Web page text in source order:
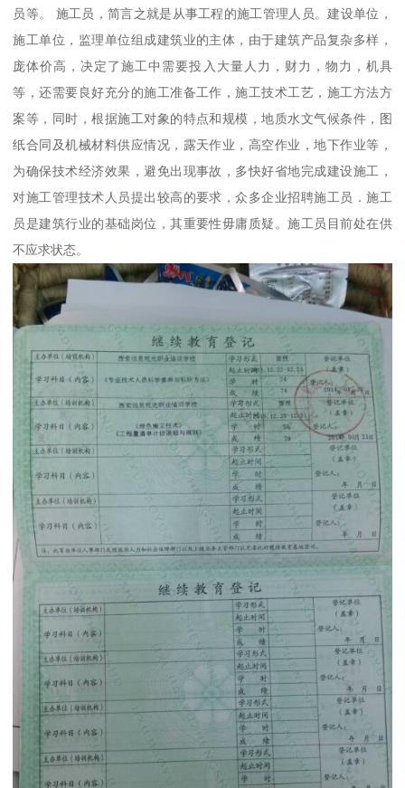
员等。 施工员，简言之就是从事工程的施工管理人员。建设单位，
施工单位，监理单位组成建筑业的主体，由于建筑产品复杂多样，
庞体价高，决定了施工中需要投入大量人力，财力，物力，机具
等，还需要良好充分的施工准备工作，施工技术工艺，施工方法方
案等，同时，根据施工对象的特点和规模，地质水文气候条件，图
纸合同及机械材料供应情况，露天作业，高空作业，地下作业等，
为确保技术经济效果，避免出现事故，多快好省地完成建设施工，
对施工管理技术人员提出较高的要求，众多企业招聘施工员．施工
员是建筑行业的基础岗位，其重要性毋庸质疑。施工员目前处在供
不应求状态。